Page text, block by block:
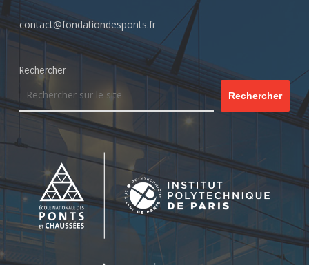
contact@fondationdesponts.fr
Rechercher
Rechercher